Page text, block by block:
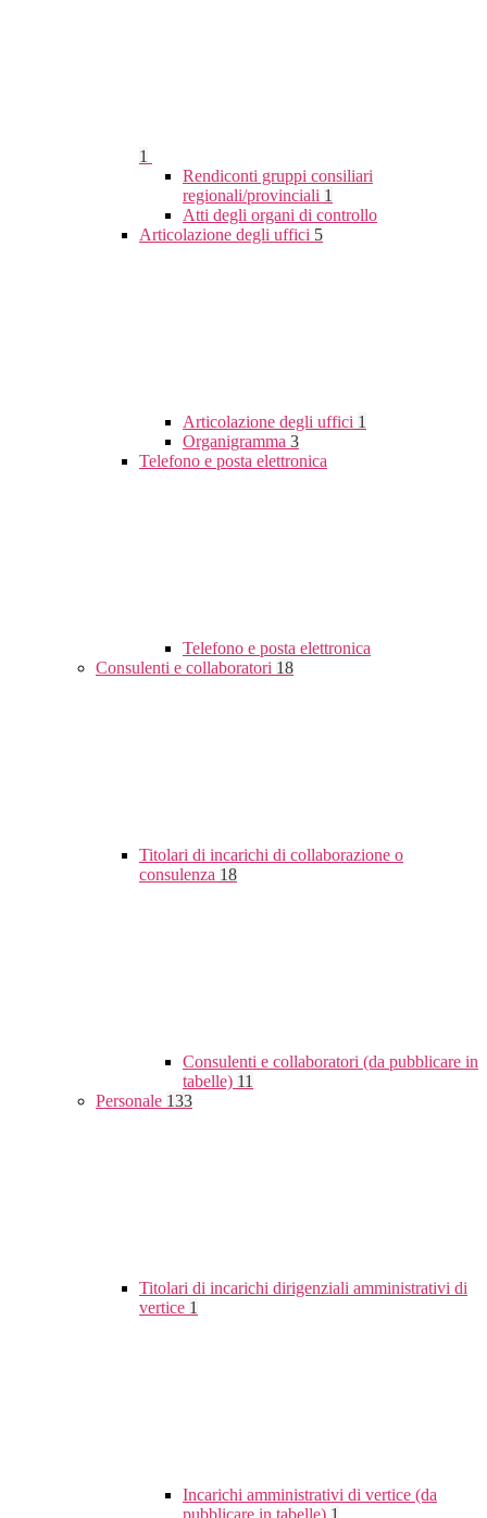
1
Rendiconti gruppi consiliari
regionali/provinciali 1
Atti degli organi di controllo
Articolazione degli uffici 5
Articolazione degli uffici 1
Organigramma 3
Telefono e posta elettronica
Telefono e posta elettronica
Consulenti e collaboratori 18
Titolari di incarichi di collaborazione o
consulenza 18
Consulenti e collaboratori (da pubblicare in
tabelle) 11
Personale 133
Titolari di incarichi dirigenziali amministrativi di
vertice 1
Incarichi amministrativi di vertice (da